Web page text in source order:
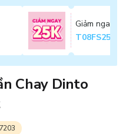
Giảm ngay
T08FS25K
Chay Dinto